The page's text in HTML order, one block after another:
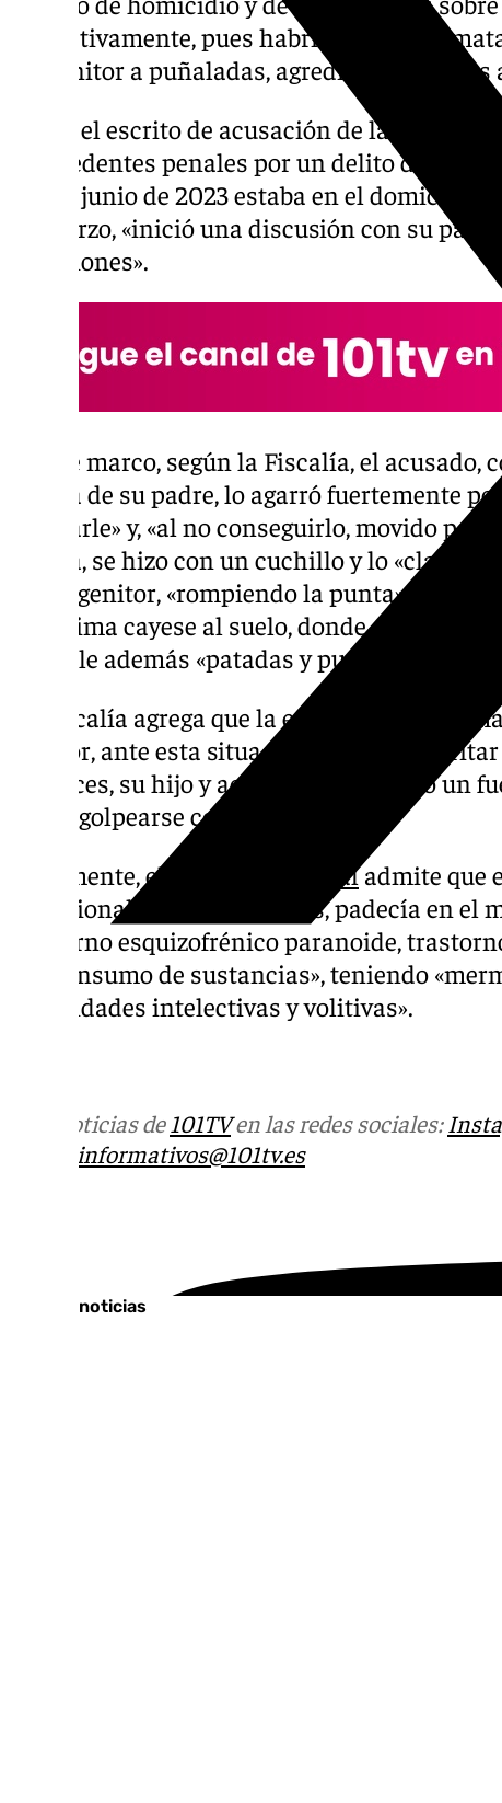
respectivamente, pues habría intentado
progenitor a puñaladas, agrediendo además
Según el escrito de acusación de la Fiscalía,
antecedentes penales por un delito de
el 1 de junio de 2023 estaba en el domicilio
almuerzo, «inició una discusión con su
«peticiones».
En ese marco, según la Fiscalía, el acusado,
la vida de su padre, lo agarró fuertemente
asfixiarle» y, «al no conseguirlo, movido por
cocina, se hizo con un cuchillo y lo «clavó
su progenitor, «rompiendo la punta» del
la víctima cayese al suelo, donde
dándole además «patadas y puñetazos».
La Fiscalía agrega que la esposa de la
agresor, ante esta situación, «empezó a
entonces, su hijo y acusado «le propinó un
caer y golpearse con un sillón.
Finalmente, el
Ministerio Fiscaladmite que
provisional por estos hechos, padecía en el
trastorno esquizofrénico paranoide,
policonsumo de sustancias», teniendo
capacidades intelectivas y volitivas».
Más noticias de 101TVen las redes sociales:
informativos@101tv.es
Últimas noticias